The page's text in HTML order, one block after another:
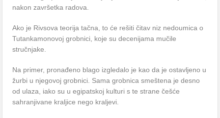
nakon završetka radova.
Ako je Rivsova teorija tačna, to će rešiti čitav niz nedoumica o
Tutankamonovoj grobnici, koje su decenijama mučile
stručnjake.
Na primer, pronađeno blago izgledalo je kao da je ostavljeno u
žurbi u njegovoj grobnici. Sama grobnica smeštena je desno
od ulaza, iako su u egipatskoj kulturi s te strane češće
sahranjivane kraljice nego kraljevi.